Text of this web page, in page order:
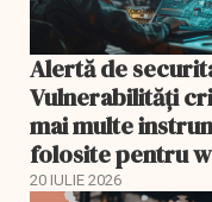
Alertă de
Vulnerabilități
mai multe
folosite pentru
uri (WordPress,
20 IULIE 2026